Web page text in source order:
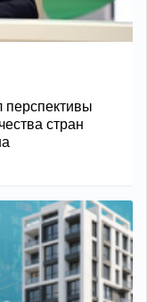
перспективы
стран